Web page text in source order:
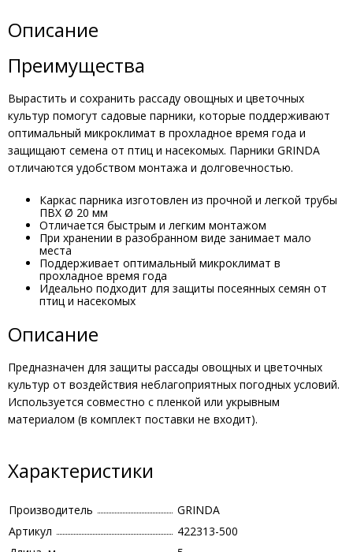
Описание
Преимущества
Вырастить и сохранить рассаду овощных и цветочных
культур помогут садовые парники, которые поддерживают
оптимальный микроклимат в прохладное время года и
защищают семена от птиц и насекомых. Парники GRINDA
отличаются удобством монтажа и долговечностью.
Каркас парника изготовлен из прочной и легкой трубы
ПВХ Ø 20 мм
Отличается быстрым и легким монтажом
При хранении в разобранном виде занимает мало
места
Поддерживает оптимальный микроклимат в
прохладное время года
Идеально подходит для защиты посеянных семян от
птиц и насекомых
Описание
Предназначен для защиты рассады овощных и цветочных
культур от воздействия неблагоприятных погодных условий.
Используется совместно с пленкой или укрывным
материалом (в комплект поставки не входит).
Характеристики
Производитель
GRINDA
Артикул
422313-500